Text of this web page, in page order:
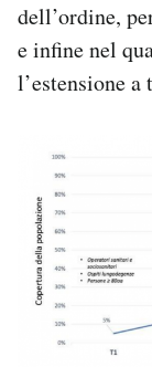
dell’ordine,
e infine nel
l’estensione